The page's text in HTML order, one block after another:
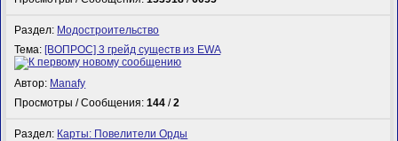
Раздел: Модостроительство
Тема: [ВОПРОС] 3 грейд существ из EWA
Автор: Manafy
Просмотры / Сообщения:144 /2
Раздел: Карты: Повелители Орды